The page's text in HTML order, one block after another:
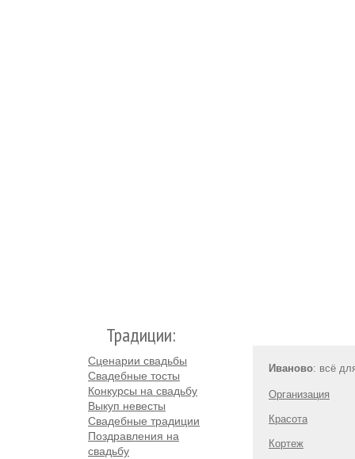
Традиции:
Сценарии свадьбы
Свадебные тосты
Конкурсы на свадьбу
Выкуп невесты
Свадебные традиции
Поздравления на
свадьбу
Иваново: всё
Организация
Красота
Кортеж